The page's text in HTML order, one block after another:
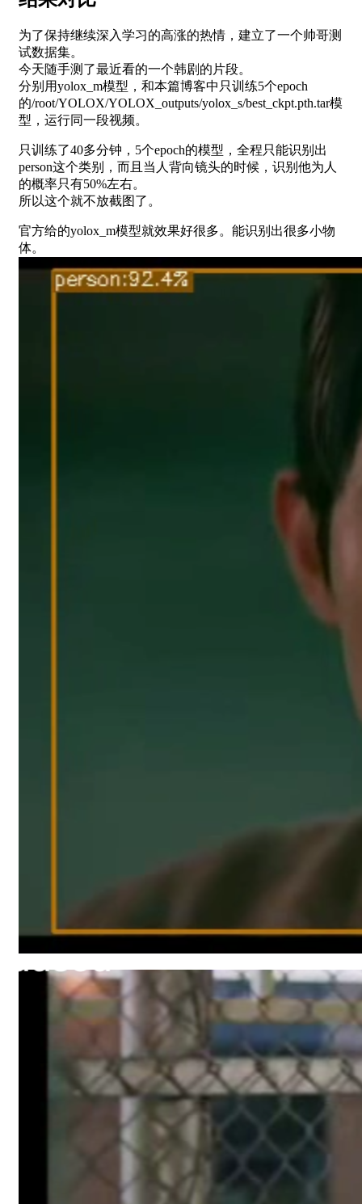
为了保持继续深入学习的高涨的热情，建立了一个帅哥测
试数据集。
今天随手测了最近看的一个韩剧的片段。
分别用yolox_m模型，和本篇博客中只训练5个epoch
的/root/YOLOX/YOLOX_outputs/yolox_s/best_ckpt.pth.tar模
型，运行同一段视频。
只训练了40多分钟，5个epoch的模型，全程只能识别出
person这个类别，而且当人背向镜头的时候，识别他为人
的概率只有50%左右。
所以这个就不放截图了。
官方给的yolox_m模型就效果好很多。能识别出很多小物
体。